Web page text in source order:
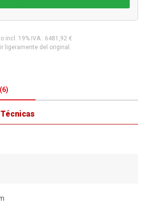
incl. 19% IVA.: 6481,92 €
ligeramente del original.
(6)